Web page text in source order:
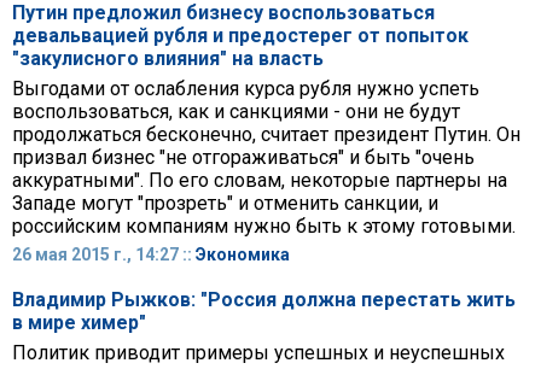
Путин предложил бизнесу воспользоваться
девальвацией рубля и предостерег от попыток
"закулисного влияния" на власть
Выгодами от ослабления курса рубля нужно успеть
воспользоваться, как и санкциями - они не будут
продолжаться бесконечно, считает президент Путин. Он
призвал бизнес "не отгораживаться" и быть "очень
аккуратными". По его словам, некоторые партнеры на
Западе могут "прозреть" и отменить санкции, и
российским компаниям нужно быть к этому готовыми.
26 мая 2015 г., 14:27 :: Экономика
Владимир Рыжков: "Россия должна перестать жить
в мире химер"
Политик приводит примеры успешных и неуспешных